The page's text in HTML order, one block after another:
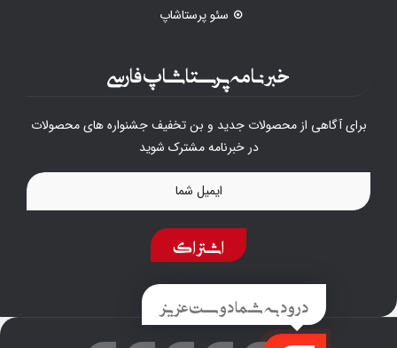
سئو پرستاشاپ
خبرنامه پرستاشاپ فارسی
برای آگاهی از محصولات جدید و بن تخفیف جشنواره های محصولات
در خبرنامه مشترک شوید
اشتراک
درود به شما دوست عزیز